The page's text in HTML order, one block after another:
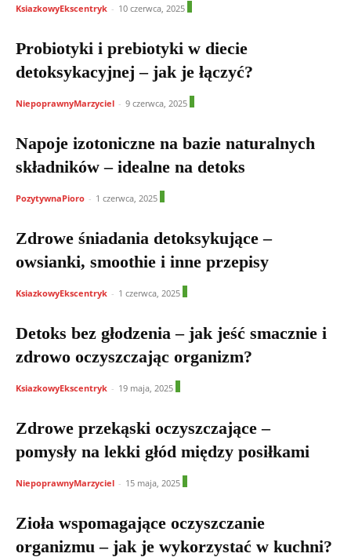
KsiazkowyEkscentryk - 10 czerwca, 2025
Probiotyki i prebiotyki w diecie
detoksykacyjnej – jak je łączyć?
NiepoprawnyMarzyciel - 9 czerwca, 2025
Napoje izotoniczne na bazie naturalnych
składników – idealne na detoks
PozytywnaPioro - 1 czerwca, 2025
Zdrowe śniadania detoksykujące –
owsianki, smoothie i inne przepisy
KsiazkowyEkscentryk - 1 czerwca, 2025
Detoks bez głodzenia – jak jeść smacznie i
zdrowo oczyszczając organizm?
KsiazkowyEkscentryk - 19 maja, 2025
Zdrowe przekąski oczyszczające –
pomysły na lekki głód między posiłkami
NiepoprawnyMarzyciel - 15 maja, 2025
Zioła wspomagające oczyszczanie
organizmu – jak je wykorzystać w kuchni?